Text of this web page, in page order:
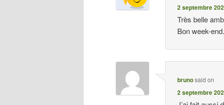
2 septembre
Très belle
Bon week-end.
brunosaid on
2 septembre